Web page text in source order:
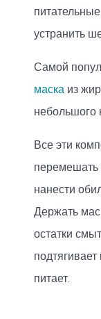
устранить
Самой
маска из
небольшого
Все эти
перемешать
нанести
Держать
остатки
питает.